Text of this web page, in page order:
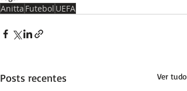
Anitta Futebol UEFA
Posts recentes Ver tudo